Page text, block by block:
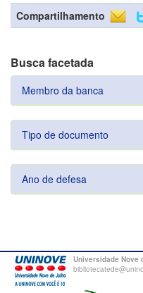
Compartilhamento
Busca facetada
Membro da banca
Tipo de documento
Ano de defesa
Universidade Nove